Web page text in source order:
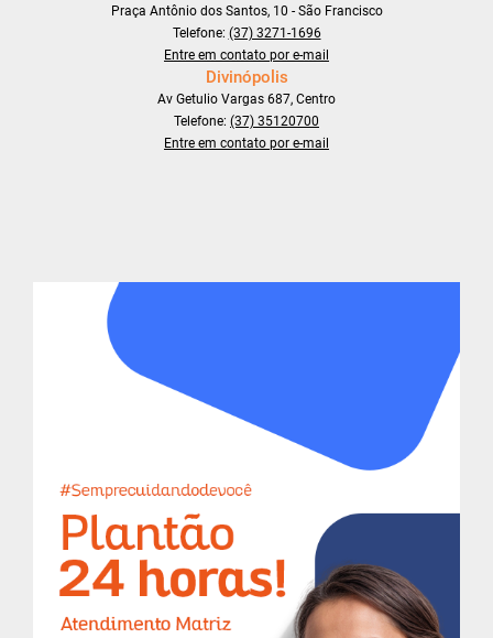
Praça Antônio dos Santos, 10 - São Francisco
Telefone: (37) 3271-1696
Entre em contato por e-mail
Divinópolis
Av Getulio Vargas 687, Centro
Telefone: (37) 35120700
Entre em contato por e-mail